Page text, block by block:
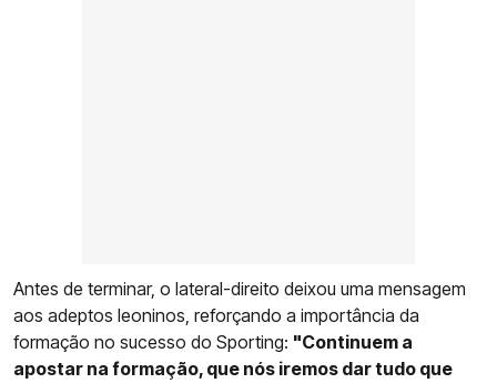
Antes de terminar, o lateral-direito deixou uma mensagem
aos adeptos leoninos, reforçando a importância da
formação no sucesso do Sporting: "Continuem a
apostar na formação, que nós iremos dar tudo que